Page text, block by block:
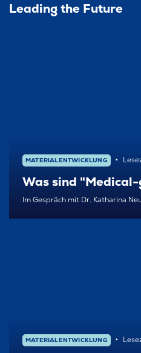
Leading the Future
MATERIAL­ENTWICKLUNG
Was sind
Im Gespräch mit Dr. Katharina
MATERIAL­ENTWICKLUNG